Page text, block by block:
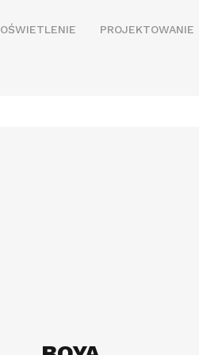
OŚWIETLENIE PROJEKTOWANIE